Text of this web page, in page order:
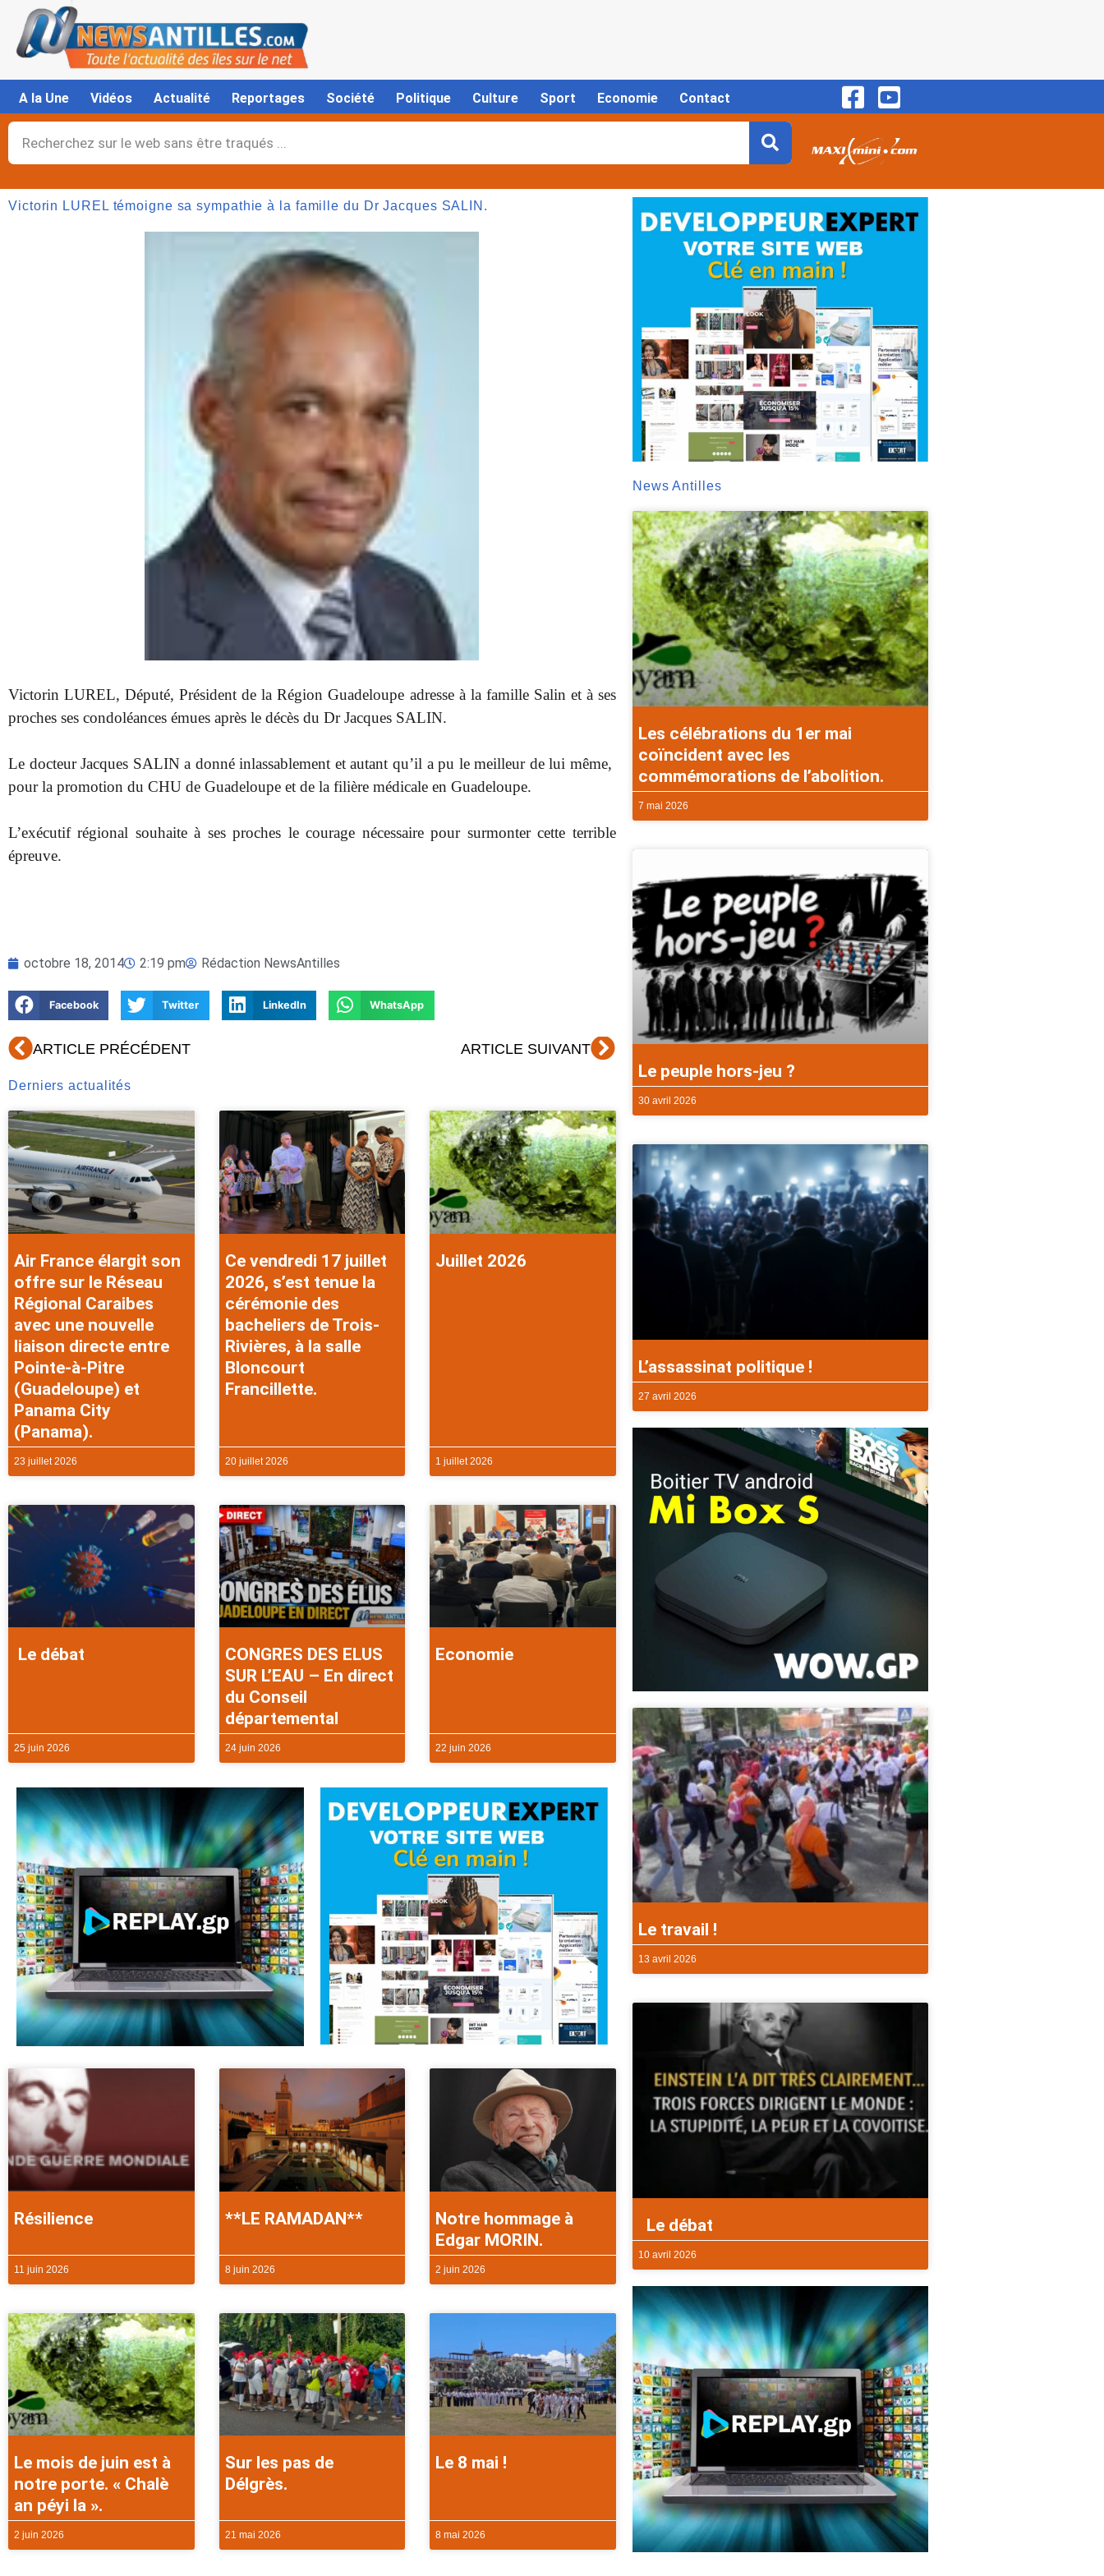
contenu
A la Une Vidéos Actualité Reportages Société Politique Culture Sport Economie Contact
Rechercher
Victorin LUREL témoigne sa sympathie à la famille du Dr Jacques SALIN.
Victorin LUREL, Député, Président de la Région Guadeloupe adresse à la famille Salin et à ses
proches ses condoléances émues après le décès du Dr Jacques SALIN.
Le docteur Jacques SALIN a donné inlassablement et autant qu’il a pu le meilleur de lui même,
pour la promotion du CHU de Guadeloupe et de la filière médicale en Guadeloupe.
L’exécutif régional souhaite à ses proches le courage nécessaire pour surmonter cette terrible
épreuve.
octobre 18, 2014 2:19 pm Rédaction NewsAntilles
Facebook Twitter LinkedIn WhatsApp
Précédent
ARTICLE PRÉCÉDENT ARTICLE SUIVANTSuivant
Derniers actualités
Air France élargit son
offre sur le Réseau
Régional Caraibes
avec une nouvelle
liaison directe entre
Pointe-à-Pitre
(Guadeloupe) et
Panama City
(Panama).
23 juillet 2026
Ce vendredi 17 juillet
2026, s’est tenue la
cérémonie des
bacheliers de Trois-
Rivières, à la salle
Bloncourt
Francillette.
20 juillet 2026
Juillet 2026
1 juillet 2026
Le débat
25 juin 2026
CONGRES DES ELUS
SUR L’EAU – En direct
du Conseil
départemental
24 juin 2026
Economie
22 juin 2026
Résilience
11 juin 2026
**LE RAMADAN**
8 juin 2026
Notre hommage à
Edgar MORIN.
2 juin 2026
Le mois de juin est à
notre porte. « Chalè
an péyi la ».
2 juin 2026
Sur les pas de
Délgrès.
21 mai 2026
Le 8 mai !
8 mai 2026
News Antilles
Les célébrations du 1er mai
coïncident avec les
commémorations de l’abolition.
7 mai 2026
Le peuple hors-jeu ?
30 avril 2026
L’assassinat politique !
27 avril 2026
Le travail !
13 avril 2026
Le débat
10 avril 2026